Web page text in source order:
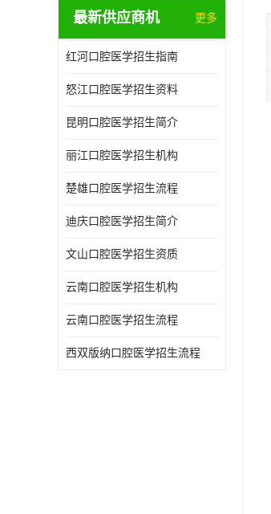
最新供应商机 更多
红河口腔医学招生指南
怒江口腔医学招生资料
昆明口腔医学招生简介
丽江口腔医学招生机构
楚雄口腔医学招生流程
迪庆口腔医学招生简介
文山口腔医学招生资质
云南口腔医学招生机构
云南口腔医学招生流程
西双版纳口腔医学招生流程